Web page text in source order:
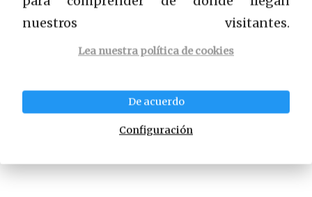
Glosario
Descargo de responsabilidad de Afiliados
Política de privacidad
nuestros visitantes.
Lea nuestra política de cookies
De acuerdo
Configuración